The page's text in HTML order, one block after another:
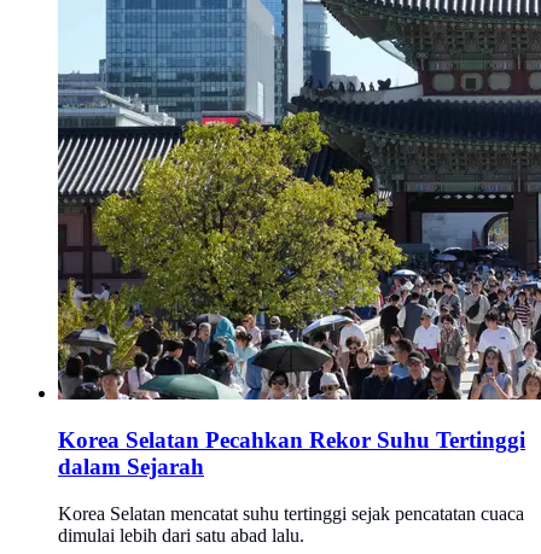
Korea Selatan Pecahkan Rekor Suhu Tertinggi
dalam Sejarah
Korea Selatan mencatat suhu tertinggi sejak pencatatan cuaca
dimulai lebih dari satu abad lalu.